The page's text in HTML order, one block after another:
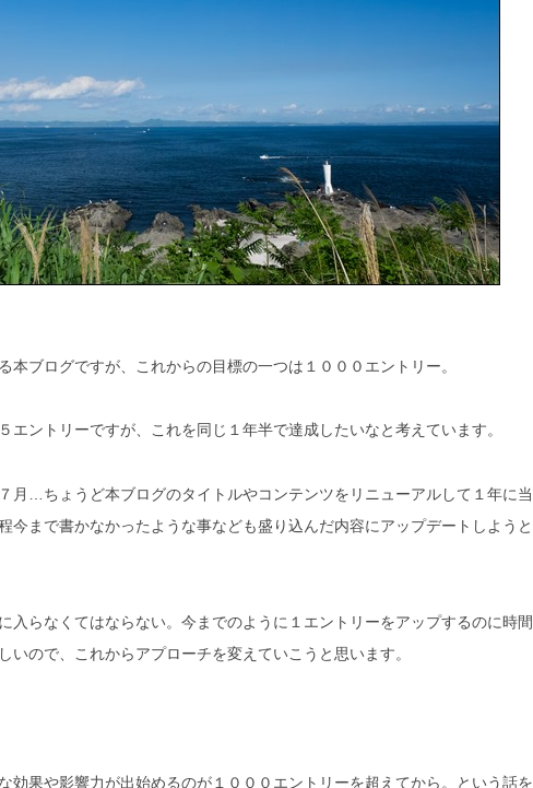
本ブログですが、これからの目標の一つは１０００エントリー。
エントリーですが、これを同じ１年半で達成したいなと考えています。
月…ちょうど本ブログのタイトルやコンテンツをリニューアルして１年に当
今まで書かなかったような事なども盛り込んだ内容にアップデートしようと
入らなくてはならない。今までのように１エントリーをアップするのに時間
いので、これからアプローチを変えていこうと思います。
効果や影響力が出始めるのが１０００エントリーを超えてから。という話を